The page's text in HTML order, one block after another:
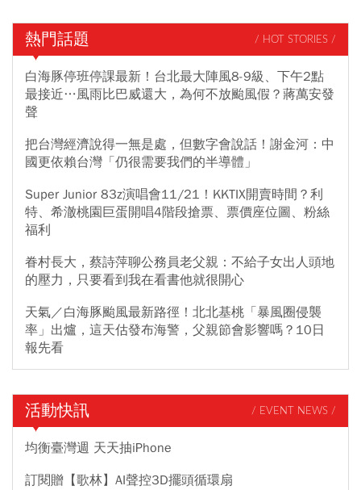
熱門話題 / HOT STORIES /
白海豚停班停課最新！台北最大陣風8-9級、下午2點
最接近…風雨比巴威還大，為何不放颱風假？蔣萬安發
聲
把台灣經濟說得一無是處，但數字會說話！謝金河：中
國更依賴台灣「仍很需要我們的半導體」
Super Junior 83z演唱會11/21！KKTIX開賣時間？利
特、希澈桃園巨蛋開唱4階段搶票、票價座位圖、粉絲
福利
眷村長大，蔡詩萍聊公務員老父親：不給子女出人頭地
的壓力，只要看到我在看書他就很開心
天氣／白海豚颱風最新路徑！北北基桃「暴風圈侵襲
率」出爐，這天估發布海警，父親節會影響嗎？10日
報先看
活動快訊 / EVENT NEWS /
均衡臺灣週 天天抽iPhone
訂閱贈【歌林】AI聲控3D擺頭循環扇